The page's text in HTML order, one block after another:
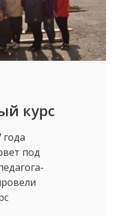
курс
года
под